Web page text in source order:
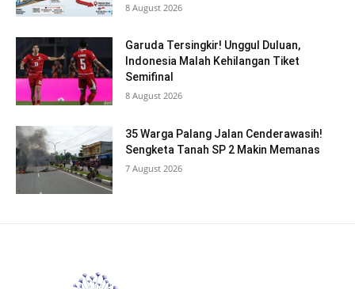
8 August 2026
Garuda Tersingkir! Unggul Duluan,
Indonesia Malah Kehilangan Tiket
Semifinal
8 August 2026
35 Warga Palang Jalan Cenderawasih!
Sengketa Tanah SP 2 Makin Memanas
7 August 2026